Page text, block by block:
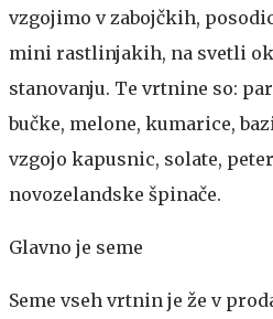
vzgojimo v zabojčkih,
mini rastlinjakih, na svetli
stanovanju. Te vrtnine so:
bučke, melone, kumarice,
vzgojo kapusnic, solate,
novozelandske špinače.
Glavno je seme
Seme vseh vrtnin je že v